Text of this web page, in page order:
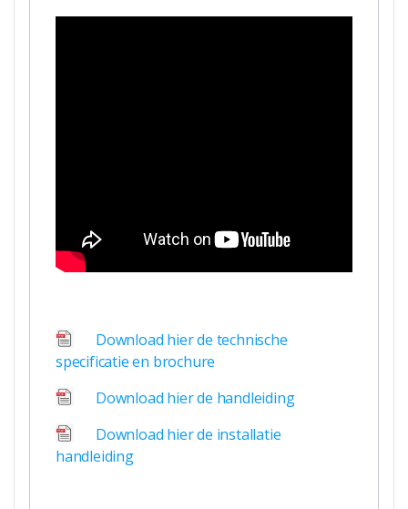
Download hier de technische
specificatie en brochure
Download hier de handleiding
Download hier de installatie
handleiding